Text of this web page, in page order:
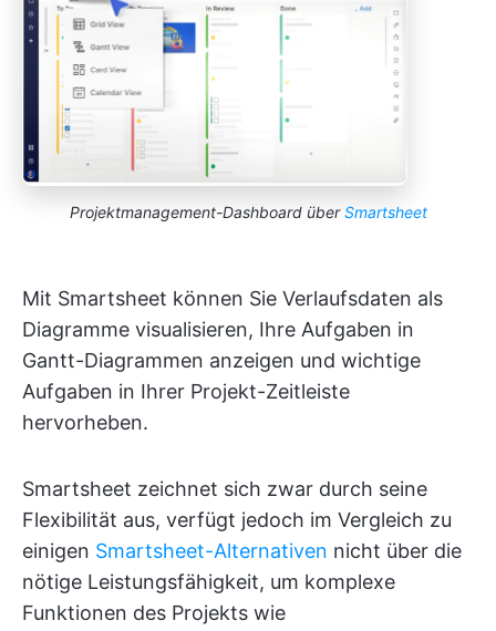
Projektmanagement-Dashboard überSmartsheet
Mit Smartsheet können Sie Verlaufsdaten als
Diagramme visualisieren, Ihre Aufgaben in
Gantt-Diagrammen anzeigen und wichtige
Aufgaben in Ihrer Projekt-Zeitleiste
hervorheben.
Smartsheet zeichnet sich zwar durch seine
Flexibilität aus, verfügt jedoch im Vergleich zu
einigen Smartsheet-Alternativen nicht über die
nötige Leistungsfähigkeit, um komplexe
Funktionen des Projekts wie